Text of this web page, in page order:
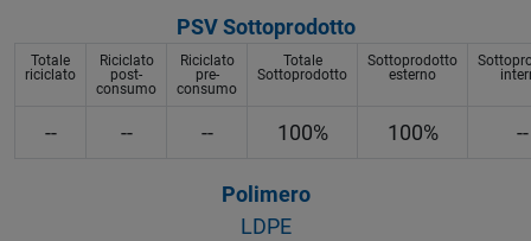
PSV Sottoprodotto
Totale
riciclato
Riciclato
post-
consumo
Riciclato
pre-
consumo
Totale
Sottoprodotto
Sottoprodotto
esterno
-- -- -- 100% 100% --
Polimero
LDPE